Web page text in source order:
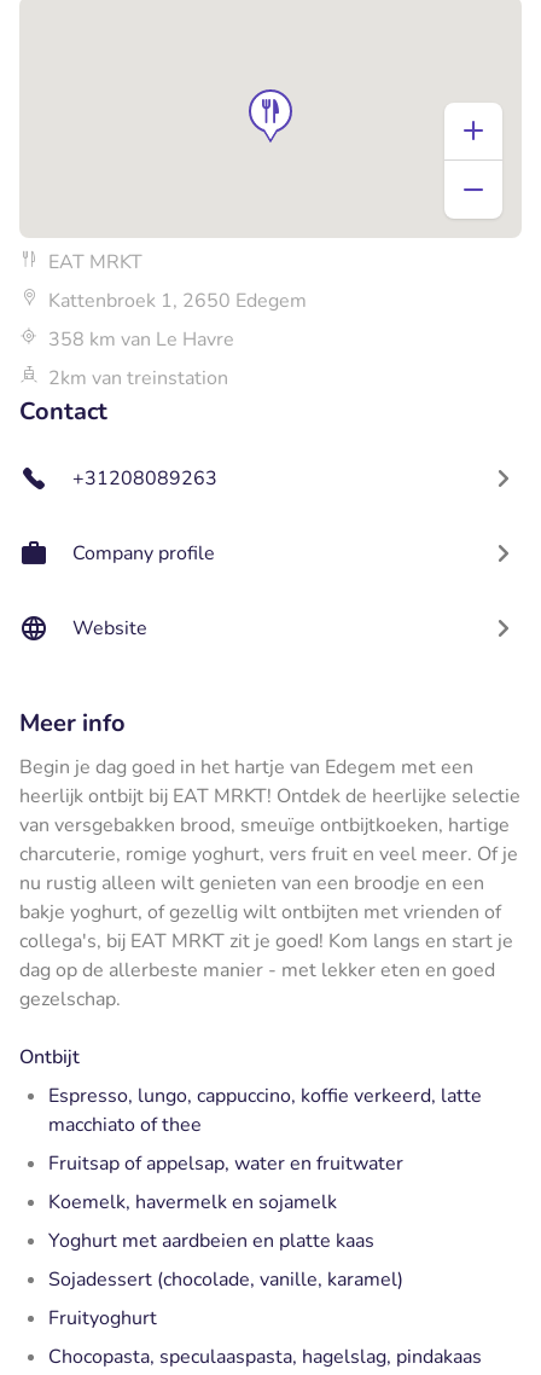
EAT MRKT
Kattenbroek 1, 2650 Edegem
358 km van Le Havre
2km van treinstation
Contact
+31208089263
Company profile
Website
Meer info
Begin je dag goed in het hartje van Edegem met een
heerlijk ontbijt bij EAT MRKT! Ontdek de heerlijke selectie
van versgebakken brood, smeuïge ontbijtkoeken, hartige
charcuterie, romige yoghurt, vers fruit en veel meer. Of je
nu rustig alleen wilt genieten van een broodje en een
bakje yoghurt, of gezellig wilt ontbijten met vrienden of
collega's, bij EAT MRKT zit je goed! Kom langs en start je
dag op de allerbeste manier - met lekker eten en goed
gezelschap.
Ontbijt
Espresso, lungo, cappuccino, koffie verkeerd, latte
macchiato of thee
Fruitsap of appelsap, water en fruitwater
Koemelk, havermelk en sojamelk
Yoghurt met aardbeien en platte kaas
Sojadessert (chocolade, vanille, karamel)
Fruityoghurt
Chocopasta, speculaaspasta, hagelslag, pindakaas